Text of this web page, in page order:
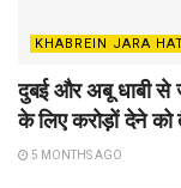
KHABREIN JARA
दुबई और अबू धाबी से
के लिए करोड़ों देने को
5 MONTHS AGO